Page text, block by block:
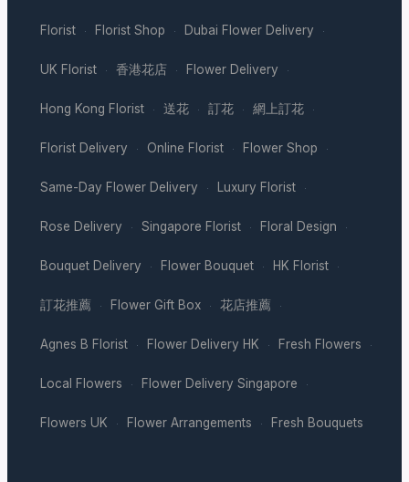
Florist · Florist Shop · Dubai Flower Delivery ·
UK Florist · 香港花店 · Flower Delivery ·
Hong Kong Florist · 送花 · 訂花 · 網上訂花 ·
Florist Delivery · Online Florist · Flower Shop ·
Same-Day Flower Delivery · Luxury Florist ·
Rose Delivery · Singapore Florist · Floral Design ·
Bouquet Delivery · Flower Bouquet · HK Florist ·
訂花推薦 · Flower Gift Box · 花店推薦 ·
Agnes B Florist · Flower Delivery HK · Fresh Flowers ·
Local Flowers · Flower Delivery Singapore ·
Flowers UK · Flower Arrangements · Fresh Bouquets